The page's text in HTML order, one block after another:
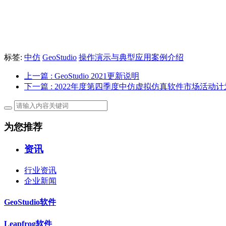
标签: 中仿 GeoStudio 操作演示与典型应用案例介绍
上一篇 : GeoStudio 2021更新说明
下一篇 : 2022年度第四季度中仿虚拟仿真软件市场活动计
为您推荐
资讯
行业资讯
企业新闻
GeoStudio软件
Leapfrog软件